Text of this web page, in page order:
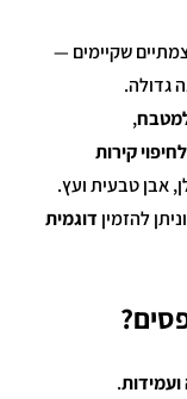
שקיימים —
גדולה.
,
קירות
אבן טבעית ועץ.
להזמין דוגמית
.